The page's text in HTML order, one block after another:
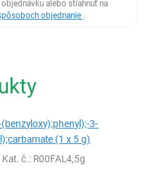
alebo stiahnuť na
objednanie .
3-
(1 x 5 g)
Kat. č.: R00FAL4,5g